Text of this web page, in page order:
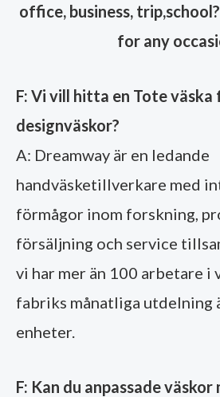
office, business,
for any
F: Vi vill hitta en Tote
designväskor?
A: Dreamway är en ledande
handväsketillverkare med
förmågor inom forskning,
försäljning och service
vi har mer än 100 arbetare i
fabriks månatliga utdelning
enheter.
F: Kan du anpassade